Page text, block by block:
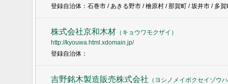
登録自治体：石巻市 / あきる野市 / 檜原村 / 那賀町 / 坂井市 / 多賀
株式会社京和木材 （ キョウワモクザイ ）
http://kyouwa.html.xdomain.jp/
登録自治体：
吉野銘木製造販売株式会社 （ ヨシノメイボクセイゾウ